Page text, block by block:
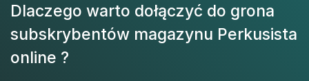
Dlaczego warto dołączyć do grona
subskrybentów magazynu Perkusista
online ?